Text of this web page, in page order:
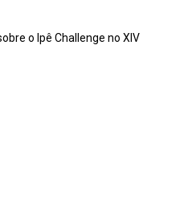
o Ipê Challenge no XIV